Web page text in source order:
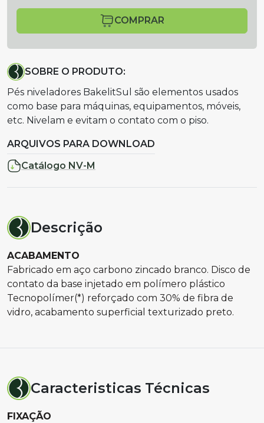
COMPRAR
SOBRE O PRODUTO:
Pés niveladores BakelitSul são elementos usados
como base para máquinas, equipamentos, móveis,
etc. Nivelam e evitam o contato com o piso.
ARQUIVOS PARA DOWNLOAD
Catálogo NV-M
Descrição
ACABAMENTO
Fabricado em aço carbono zincado branco. Disco de
contato da base injetado em polímero plástico
Tecnopolímer(*) reforçado com 30% de fibra de
vidro, acabamento superficial texturizado preto.
Caracteristicas Técnicas
FIXAÇÃO